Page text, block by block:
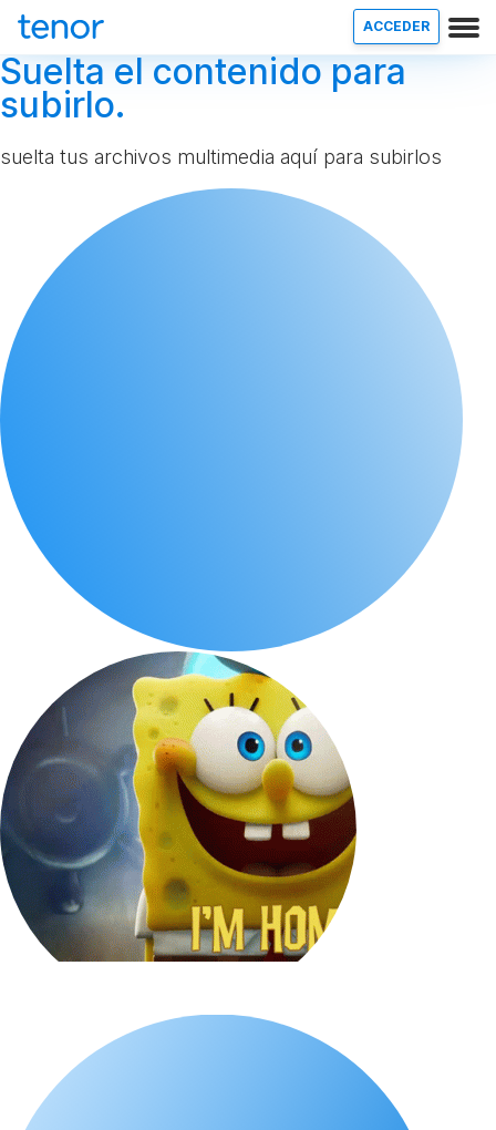
ACCEDER
Suelta el contenido para
subirlo.
suelta tus archivos multimedia aquí para subirlos